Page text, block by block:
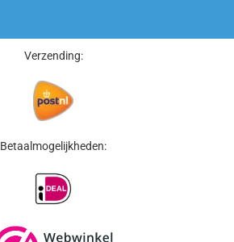
Verzending:
Betaalmogelijkheden: